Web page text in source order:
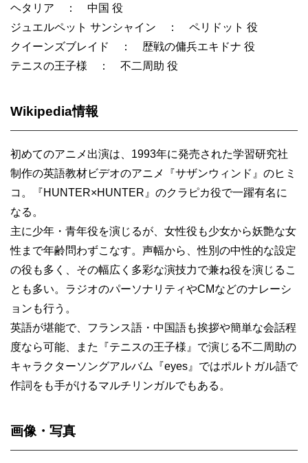
ヘタリア ： 中国 役
ジュエルペット サンシャイン ： ペリドット 役
クイーンズブレイド ： 歴戦の傭兵エキドナ 役
テニスの王子様 ： 不二周助 役
Wikipedia情報
初めてのアニメ出演は、1993年に発売された学習研究社
制作の英語教材ビデオのアニメ『サザンウィンド』のヒミ
コ。『HUNTER×HUNTER』のクラピカ役で一躍有名に
なる。
主に少年・青年役を演じるが、女性役も少女から妖艶な女
性まで年齢問わずこなす。声幅から、性別の中性的な設定
の役も多く、その幅広く多彩な演技力で兼ね役を演じるこ
とも多い。ラジオのパーソナリティやCMなどのナレーシ
ョンも行う。
英語が堪能で、フランス語・中国語も挨拶や簡単な会話程
度なら可能、また『テニスの王子様』で演じる不二周助の
キャラクターソングアルバム『eyes』ではポルトガル語で
作詞をも手がけるマルチリンガルでもある。
画像・写真